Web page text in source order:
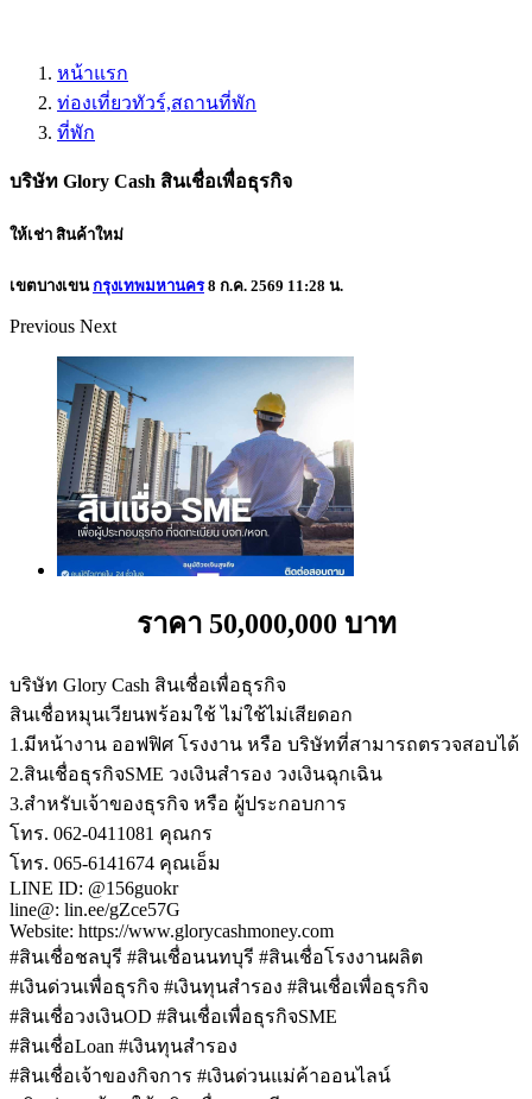
หน้าแรก
ท่องเที่ยวทัวร์,สถานที่พัก
ที่พัก
บริษัท Glory Cash สินเชื่อเพื่อธุรกิจ
ให้เช่า สินค้าใหม่
เขตบางเขนกรุงเทพมหานคร 8 ก.ค. 2569 11:28 น.
Previous Next
ราคา 50,000,000 บาท
บริษัท Glory Cash สินเชื่อเพื่อธุรกิจ
สินเชื่อหมุนเวียนพร้อมใช้ ไม่ใช้ไม่เสียดอก
1.มีหน้างาน ออฟฟิศ โรงงาน หรือ บริษัทที่สามารถตรวจสอบได้
2.สินเชื่อธุรกิจSME วงเงินสำรอง วงเงินฉุกเฉิน
3.สำหรับเจ้าของธุรกิจ หรือ ผู้ประกอบการ
โทร. 062-0411081 คุณกร
โทร. 065-6141674 คุณเอ็ม
LINE ID: @156guokr
line@: lin.ee/gZce57G
Website: https://www.glorycashmoney.com
#สินเชื่อชลบุรี #สินเชื่อนนทบุรี #สินเชื่อโรงงานผลิต
#เงินด่วนเพื่อธุรกิจ #เงินทุนสำรอง #สินเชื่อเพื่อธุรกิจ
#สินเชื่อวงเงินOD #สินเชื่อเพื่อธุรกิจSME
#สินเชื่อLoan #เงินทุนสำรอง
#สินเชื่อเจ้าของกิจการ #เงินด่วนแม่ค้าออนไลน์